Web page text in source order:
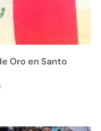
Oro en Santo